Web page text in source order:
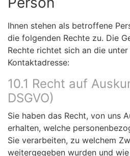
Ihnen stehen als betroffene
die folgenden Rechte zu. Die
Rechte richtet sich an die
Kontaktadresse:
10.1 Recht auf
DSGVO)
Sie haben das Recht, von uns
erhalten, welche
Sie verarbeiten, zu welchem
weitergegeben wurden und